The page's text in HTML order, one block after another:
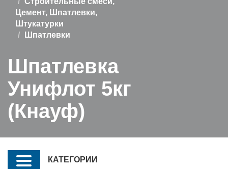
Цемент, Шпатлевки,
Штукатурки
Шпатлевки
Шпатлевка
Унифлот 5кг
(Кнауф)
КАТЕГОРИИ